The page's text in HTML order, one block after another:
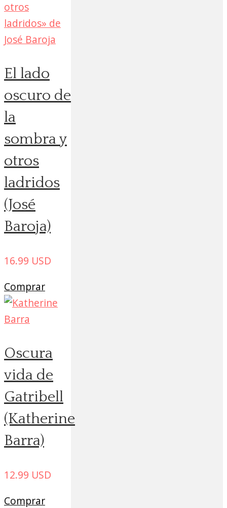
El lado
oscuro de
la
sombra y
otros
ladridos
(José
Baroja)
16.99 USD
Comprar
Oscura
vida de
Gatribell
(Katherine
Barra)
12.99 USD
Comprar